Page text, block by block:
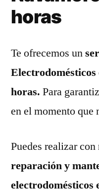
horas
Te ofrecemos un
horas. Para
en el momento que
Puedes realizar
reparación y
electrodomésticos